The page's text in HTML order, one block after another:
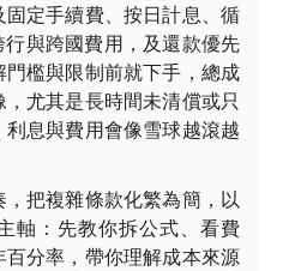
定手續費、按日計息、循
與跨國費用，及還款優先
檻與限制前就下手，總成
尤其是長時間未清償或只
息與費用會像雪球越滾越
把複雜條款化繁為簡，以
軸：先教你拆公式、看費
分率，帶你理解成本來源